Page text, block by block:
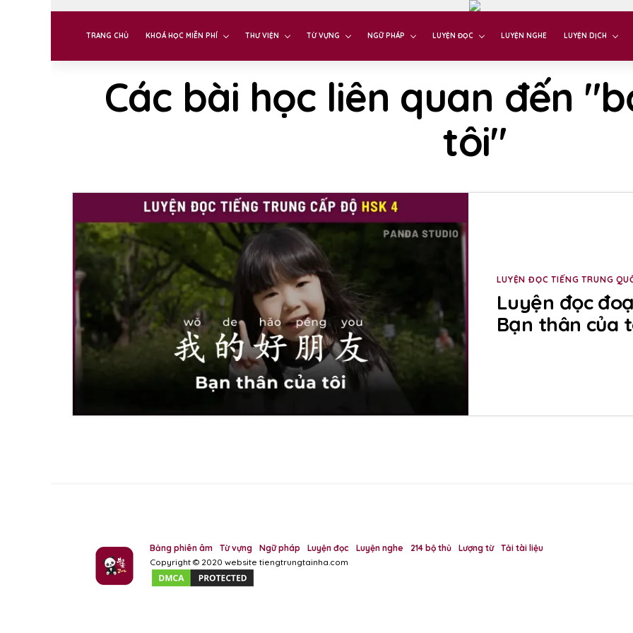
TRANG CHỦ KHOÁ HỌC MIỄN PHÍ THƯ VIỆN TỪ VỰNG NGỮ PHÁP LUYỆN ĐỌC LUYỆN NGHE LUYỆN DỊCH
Các bài học liên quan đến
tôi"
LUYỆN ĐỌC TIẾNG TRUNG
Luyện đọc
Bạn thân của
Bảng phiên âm Từ vựng Ngữ pháp Luyện đọc Luyện nghe 214 bộ thủ Lượng từ
Tải tài liệu
Copyright © 2020 website tiengtrungtainha.com